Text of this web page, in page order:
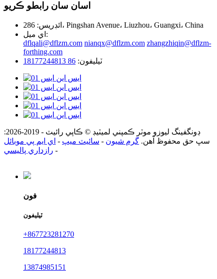
اسان سان رابطو ڪريو
ائڊريس: 286، Pingshan Avenue، Liuzhou، Guangxi، China
اي ميل:
dflqali@dflzm.com nianqx@dflzm.com zhangzhiqin@dflzm-
forthing.com
ٽيليفون: 86 18177244813
ڊونگفينگ ليوزو موٽر ڪمپني لميٽيڊ © ڪاپي رائيٽ - 2019-2026:
سڀ حق محفوظ آهن. گرم شيون - سائيٽ ميپ - اي ايم پي موبائل
- رازداري پاليسي
فون
ٽيليفون
+867723281270
18177244813
13874985151